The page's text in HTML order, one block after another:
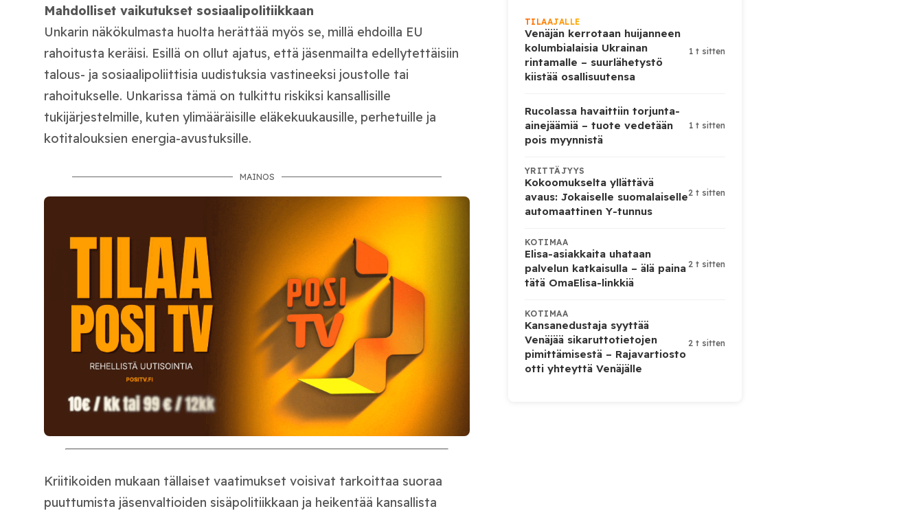
Mahdolliset vaikutukset sosiaalipolitiikkaan
Unkarin näkökulmasta huolta herättää myös se, millä ehdoilla EU
rahoitusta keräisi. Esillä on ollut ajatus, että jäsenmailta edellytettäisiin
talous- ja sosiaalipoliittisia uudistuksia vastineeksi joustolle tai
rahoitukselle. Unkarissa tämä on tulkittu riskiksi kansallisille
tukijärjestelmille, kuten ylimääräisille eläkekuukausille, perhetuille ja
kotitalouksien energia-avustuksille.
MAINOS
Kriitikoiden mukaan tällaiset vaatimukset voisivat tarkoittaa suoraa
puuttumista jäsenvaltioiden sisäpolitiikkaan ja heikentää kansallista
TILAAJALLE
Venäjän kerrotaan huijanneen
kolumbialaisia Ukrainan
rintamalle – suurlähetystö
kiistää osallisuutensa
1 t sitten
Rucolassa havaittiin torjunta-
ainejäämiä – tuote vedetään
pois myynnistä
1 t sitten
YRITTÄJYYS
Kokoomukselta yllättävä
avaus: Jokaiselle suomalaiselle
automaattinen Y-tunnus
2 t sitten
KOTIMAA
Elisa-asiakkaita uhataan
palvelun katkaisulla – älä paina
tätä OmaElisa-linkkiä
2 t sitten
KOTIMAA
Kansanedustaja syyttää
Venäjää sikaruttotietojen
pimittämisestä – Rajavartiosto
otti yhteyttä Venäjälle
2 t sitten